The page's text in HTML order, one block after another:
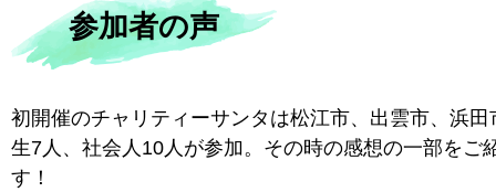
参加者の声
初開催のチャリティーサンタは松江市、出雲市、浜田
生7人、社会人10人が参加。その時の感想の一部をご
す！